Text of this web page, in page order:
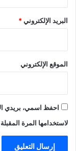
البريد الإلكتروني*
الموقع الإلكتروني
احفظ اسمي، بريدي
لاستخدامها المرة